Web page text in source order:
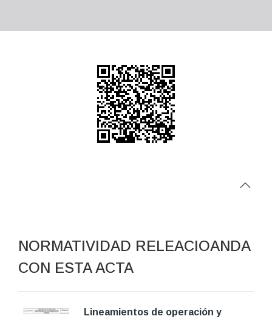
NORMATIVIDAD RELEACIOANDA
CON ESTA ACTA
Lineamientos de operación y